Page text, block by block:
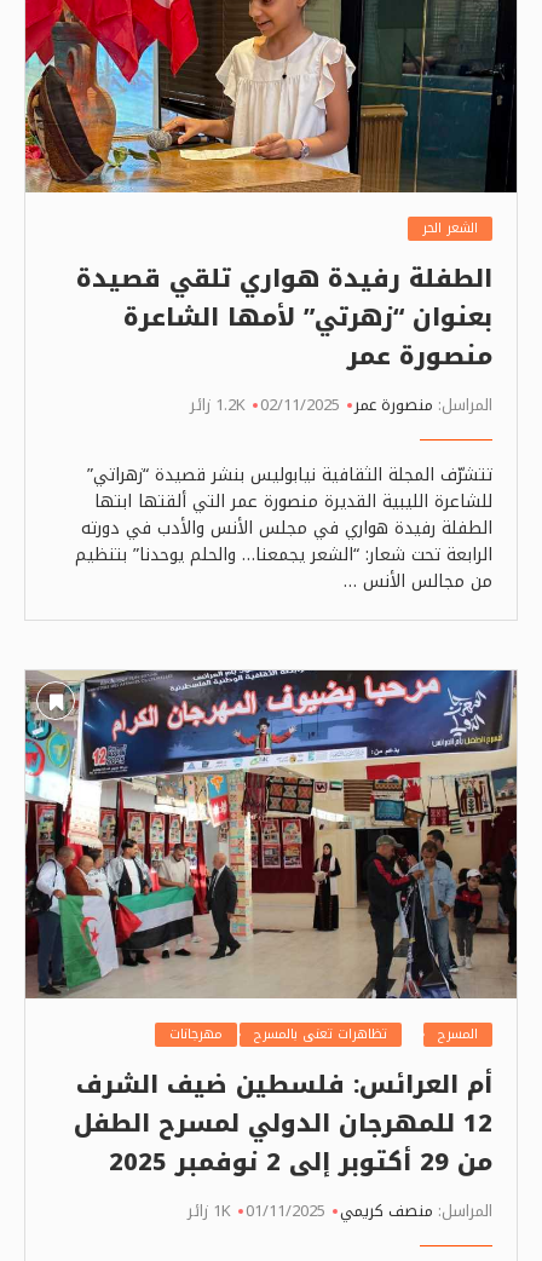
الشعر الحر
الطفلة رفيدة هواري تلقي قصيدة
بعنوان “زهرتي” لأمها الشاعرة
منصورة عمر
المراسل: منصورة عمر 02/11/2025 1.2K زائر
تتشرّف المجلة الثقافية نيابوليس بنشر قصيدة “زهراتي”
للشاعرة الليبية القديرة منصورة عمر التي ألقتها ابتها
الطفلة رفيدة هواري في مجلس الأنس والأدب في دورته
الرابعة تحت شعار: “الشعر يجمعنا… والحلم يوحدنا” بتنظيم
من مجالس الأنس …
المسرح تظاهرات تعنى بالمسرح مهرجانات
أم العرائس: فلسطين ضيف الشرف
12 للمهرجان الدولي لمسرح الطفل
من 29 أكتوبر إلى 2 نوفمبر 2025
المراسل: منصف كريمي 01/11/2025 1K زائر